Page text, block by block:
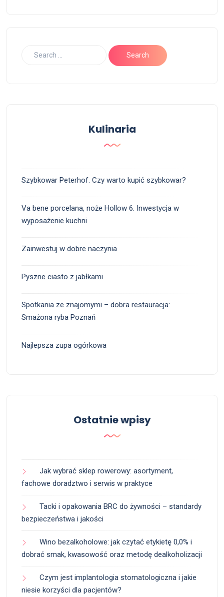
Kulinaria
Szybkowar Peterhof. Czy warto kupić szybkowar?
Va bene porcelana, noże Hollow 6. Inwestycja w
wyposażenie kuchni
Zainwestuj w dobre naczynia
Pyszne ciasto z jabłkami
Spotkania ze znajomymi – dobra restauracja:
Smażona ryba Poznań
Najlepsza zupa ogórkowa
Ostatnie wpisy
Jak wybrać sklep rowerowy: asortyment,
fachowe doradztwo i serwis w praktyce
Tacki i opakowania BRC do żywności – standardy
bezpieczeństwa i jakości
Wino bezalkoholowe: jak czytać etykietę 0,0% i
dobrać smak, kwasowość oraz metodę dealkoholizacji
Czym jest implantologia stomatologiczna i jakie
niesie korzyści dla pacjentów?